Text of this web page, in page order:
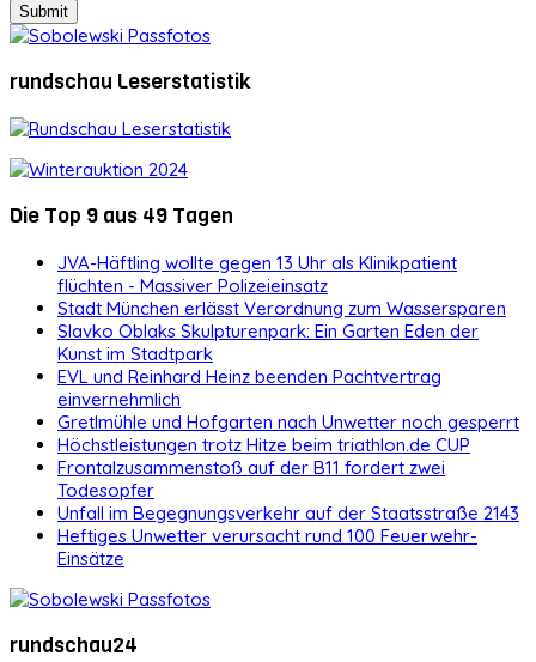
rundschau Leserstatistik
Die Top 9 aus 49 Tagen
JVA-Häftling wollte gegen 13 Uhr als Klinikpatient
flüchten - Massiver Polizeieinsatz
Stadt München erlässt Verordnung zum Wassersparen
Slavko Oblaks Skulpturenpark: Ein Garten Eden der
Kunst im Stadtpark
EVL und Reinhard Heinz beenden Pachtvertrag
einvernehmlich
Gretlmühle und Hofgarten nach Unwetter noch gesperrt
Höchstleistungen trotz Hitze beim triathlon.de CUP
Frontalzusammenstoß auf der B11 fordert zwei
Todesopfer
Unfall im Begegnungsverkehr auf der Staatsstraße 2143
Heftiges Unwetter verursacht rund 100 Feuerwehr-
Einsätze
rundschau24